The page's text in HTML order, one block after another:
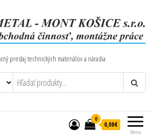
predaj technických materiálov a náradia
Menu
0
0,00€